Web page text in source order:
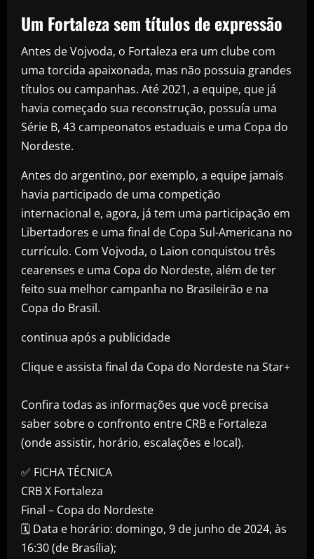
Um Fortaleza sem títulos de expressão
Antes de Vojvoda, o Fortaleza era um clube com
uma torcida apaixonada, mas não possuia grandes
títulos ou campanhas. Até 2021, a equipe, que já
havia começado sua reconstrução, possuía uma
Série B, 43 campeonatos estaduais e uma Copa do
Nordeste.
Antes do argentino, por exemplo, a equipe jamais
havia participado de uma competição
internacional e, agora, já tem uma participação em
Libertadores e uma final de Copa Sul-Americana no
currículo. Com Vojvoda, o Laion conquistou três
cearenses e uma Copa do Nordeste, além de ter
feito sua melhor campanha no Brasileirão e na
Copa do Brasil.
continua após a publicidade
Clique e assista final da Copa do Nordeste na Star+
Confira todas as informações que você precisa
saber sobre o confronto entre CRB e Fortaleza
(onde assistir, horário, escalações e local).
✅ FICHA TÉCNICA
CRB X Fortaleza
Final – Copa do Nordeste
🗓️ Data e horário: domingo, 9 de junho de 2024, às
16:30 (de Brasília);